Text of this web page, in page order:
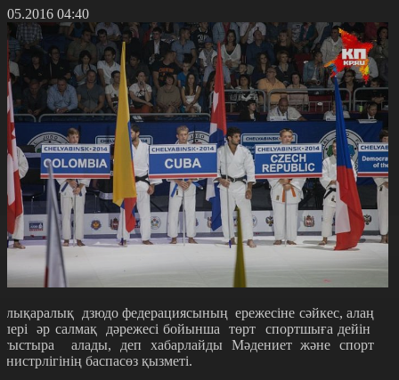
04:40
дзюдо федерациясының ережесіне сәйкес, алаң
әр салмақ дәрежесі бойынша төрт спортшыға дейін
алады, деп хабарлайды Мәдениет және спорт
баспасөз қызметі.